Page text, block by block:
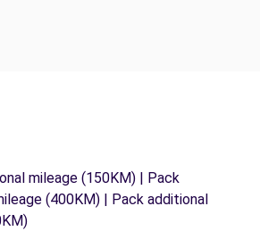
mileage (150KM) | Pack
(400KM) | Pack additional